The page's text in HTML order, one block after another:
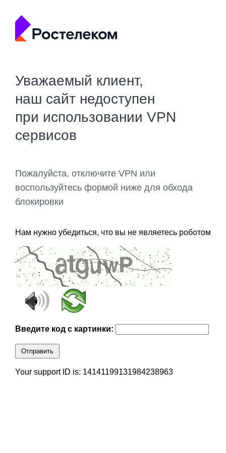
Уважаемый клиент,
наш сайт недоступен
при использовании VPN
сервисов
Пожалуйста, отключите VPN или
воспользуйтесь формой ниже для обхода
блокировки
Нам нужно убедиться, что вы не являетесь роботом
Введите код с картинки:
Отправить
Your support ID is: 14141199131984238963